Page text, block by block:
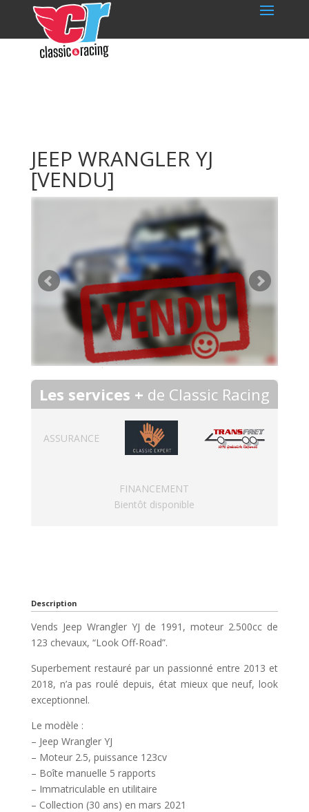
JEEP WRANGLER YJ
[VENDU]
Les services + de Classic Racing
ASSURANCE
FINANCEMENT
Bientôt disponible
Description
Vends Jeep Wrangler YJ de 1991, moteur 2.500cc de
123 chevaux, “Look Off-Road”.
Superbement restauré par un passionné entre 2013 et
2018, n’a pas roulé depuis, état mieux que neuf, look
exceptionnel.
Le modèle :
– Jeep Wrangler YJ
– Moteur 2.5, puissance 123cv
– Boîte manuelle 5 rapports
– Immatriculable en utilitaire
– Collection (30 ans) en mars 2021